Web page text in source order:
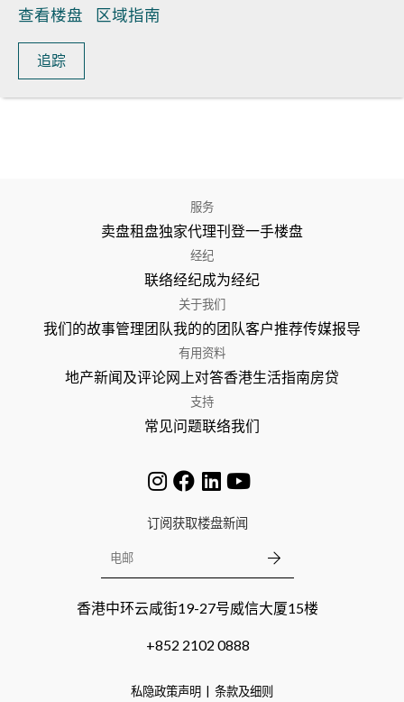
查看楼盘 区域指南
追踪
服务
卖盘租盘独家代理刊登一手楼盘
经纪
联络经纪成为经纪
关于我们
我们的故事管理团队我的的团队客户推荐传媒报导
有用资料
地产新闻及评论网上对答香港生活指南房贷
支持
常见问题联络我们
订阅获取楼盘新闻
香港中环云咸街19-27号威信大厦15楼
+852 2102 0888
私隐政策声明 条款及细则